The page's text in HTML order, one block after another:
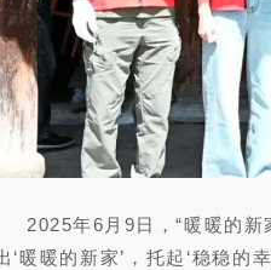
年6月9日，“暖暖的新家
‘暖暖的新家’，托起‘稳稳